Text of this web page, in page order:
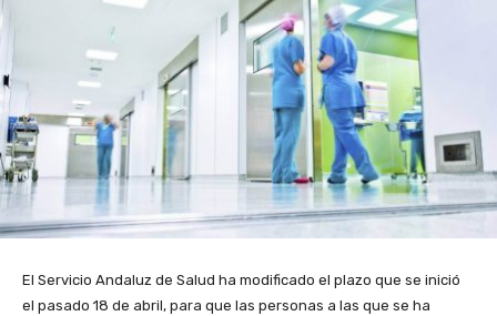
El Servicio Andaluz de Salud ha modificado el plazo que se inició
el pasado 18 de abril, para que las personas a las que se ha